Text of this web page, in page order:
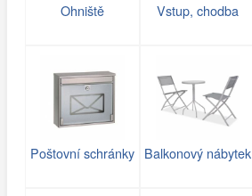
Ohniště Vstup, chodba
Poštovní schránky Balkonový nábytek